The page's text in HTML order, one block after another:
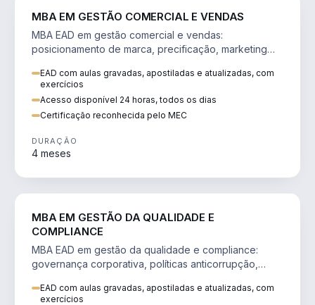
MBA EM GESTÃO COMERCIAL E VENDAS
MBA EAD em gestão comercial e vendas:
posicionamento de marca, precificação, marketing
EAD com aulas gravadas, apostiladas e atualizadas, com
exercícios
Acesso disponível 24 horas, todos os dias
Certificação reconhecida pelo MEC
DURAÇÃO
4 meses
MBA EM GESTÃO DA QUALIDADE E
COMPLIANCE
MBA EAD em gestão da qualidade e compliance:
governança corporativa, políticas anticorrupção,
EAD com aulas gravadas, apostiladas e atualizadas, com
exercícios